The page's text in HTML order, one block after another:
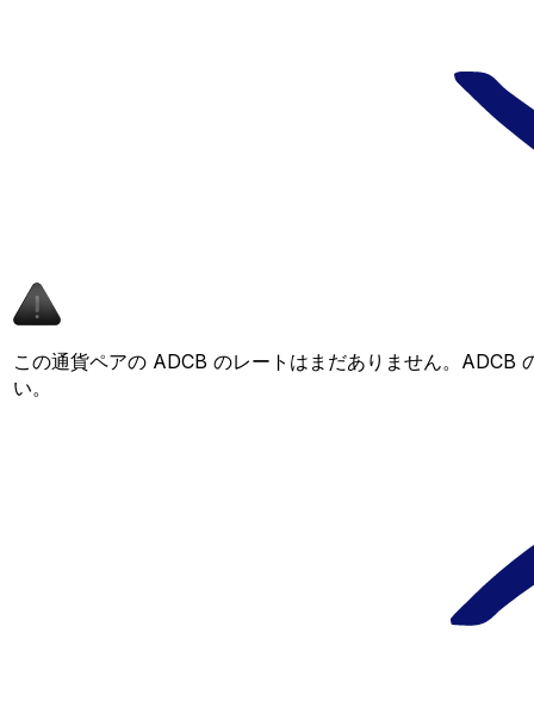
この通貨ペアの ADCB のレートはまだありません。ADCB
い。